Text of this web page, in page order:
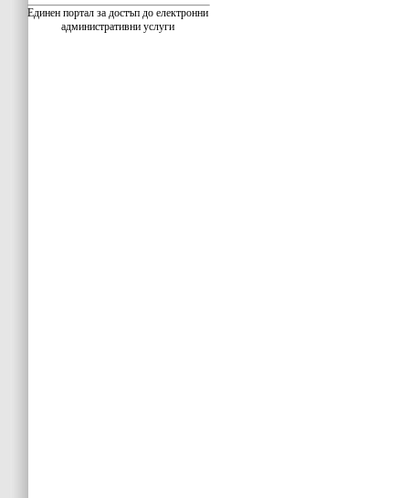
Единен портал за достъп до електронни
административни услуги